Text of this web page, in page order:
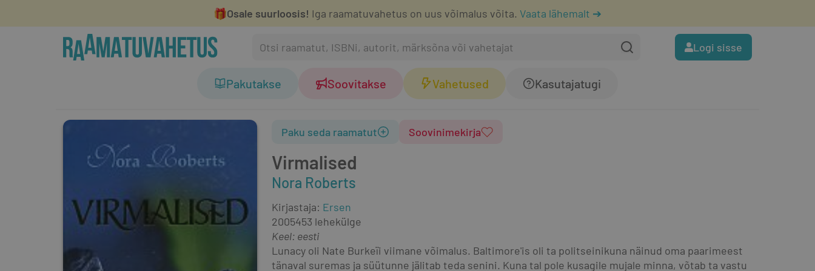
🎁Osale suurloosis! Iga raamatuvahetus on uus võimalus võita. Vaata lähemalt ➔
Logi sisse
Pakutakse Soovitakse Vahetused Kasutajatugi
Virmalised
Nora Roberts
Paku seda raamatut Soovinimekirja
Kirjastaja: Ersen
2005453 lehekülge
Keel: eesti
Lunacy oli Nate Burkeïi viimane võimalus. Baltimore'is oli ta politseinikuna näinud oma paarimeest
tänaval suremas ja süütunne jälitab teda senini. Kuna tal pole kusagile mujale minna, võtab ta vastu